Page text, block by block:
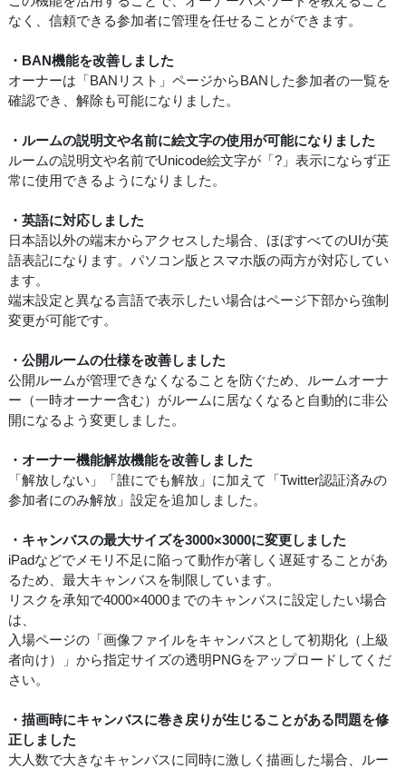
なく、信頼できる参加者に管理を任せることができます。
・BAN機能を改善しました
オーナーは「BANリスト」ページからBANした参加者の一覧を
確認でき、解除も可能になりました。
・ルームの説明文や名前に絵文字の使用が可能になりました
ルームの説明文や名前でUnicode絵文字が「?」表示にならず正
常に使用できるようになりました。
・英語に対応しました
日本語以外の端末からアクセスした場合、ほぼすべてのUIが英
語表記になります。パソコン版とスマホ版の両方が対応してい
ます。
端末設定と異なる言語で表示したい場合はページ下部から強制
変更が可能です。
・公開ルームの仕様を改善しました
公開ルームが管理できなくなることを防ぐため、ルームオーナ
ー（一時オーナー含む）がルームに居なくなると自動的に非公
開になるよう変更しました。
・オーナー機能解放機能を改善しました
「解放しない」「誰にでも解放」に加えて「Twitter認証済みの
参加者にのみ解放」設定を追加しました。
・キャンバスの最大サイズを3000×3000に変更しました
iPadなどでメモリ不足に陥って動作が著しく遅延することがあ
るため、最大キャンバスを制限しています。
リスクを承知で4000×4000までのキャンバスに設定したい場合
は、
入場ページの「画像ファイルをキャンバスとして初期化（上級
者向け）」から指定サイズの透明PNGをアップロードしてくだ
さい。
・描画時にキャンバスに巻き戻りが生じることがある問題を修
正しました
大人数で大きなキャンバスに同時に激しく描画した場合、ルー